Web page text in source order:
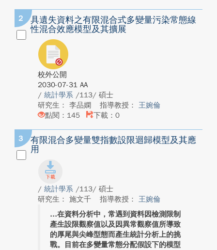
2
具遺失資料之有限混合式多變量污染常態線
性混合效應模型及其擴展
校外公開
2030-07-31 AA
/ 統計學系 /113/ 碩士
研究生： 李品嫻
指導教授： 王婉倫
點閱：145
下載：0
3
有限混合多變量雙指數設限迴歸模型及其應
用
/ 統計學系 /113/ 碩士
研究生： 施文千
指導教授： 王婉倫
在資料分析中，常遇到資料因檢測限制
產生設限觀察值以及因異常觀察值所導致
的厚尾與尖峰型態而產生統計分析上的挑
戰。目前在多變量常態分配假設下的模型